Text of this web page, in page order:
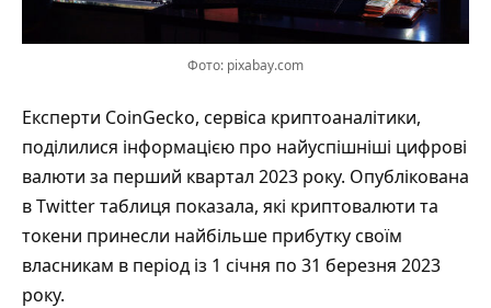
Фото: pixabay.com
Експерти CoinGecko, сервіса криптоаналітики,
поділилися інформацією про найуспішніші цифрові
валюти за перший квартал 2023 року. Опублікована
в Twitter таблиця показала, які криптовалюти та
токени принесли найбільше прибутку своїм
власникам в період із 1 січня по 31 березня 2023
року.